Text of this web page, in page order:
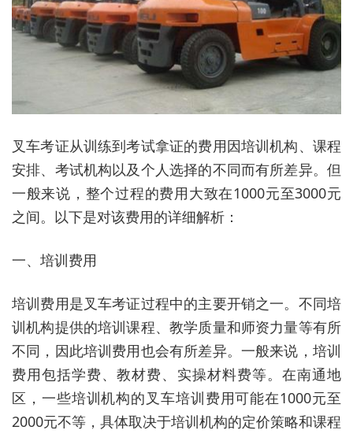
叉车考证从训练到考试拿证的费用因培训机构、课程
安排、考试机构以及个人选择的不同而有所差异。但
一般来说，整个过程的费用大致在1000元至3000元
之间。以下是对该费用的详细解析：
一、培训费用
培训费用是叉车考证过程中的主要开销之一。不同培
训机构提供的培训课程、教学质量和师资力量等有所
不同，因此培训费用也会有所差异。一般来说，培训
费用包括学费、教材费、实操材料费等。在南通地
区，一些培训机构的叉车培训费用可能在1000元至
2000元不等，具体取决于培训机构的定价策略和课程